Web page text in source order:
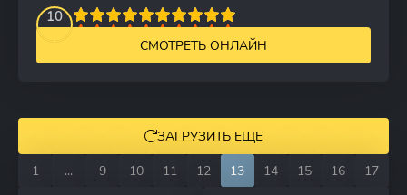
10
4 5 6 7 8 9 10
СМОТРЕТЬ ОНЛАЙН
ЗАГРУЗИТЬ ЕЩЕ
1
... 9 10 11 12 13 14 15 16
17